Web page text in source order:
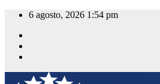
Saltar
contenido
6 agosto, 2026 1:54 pm